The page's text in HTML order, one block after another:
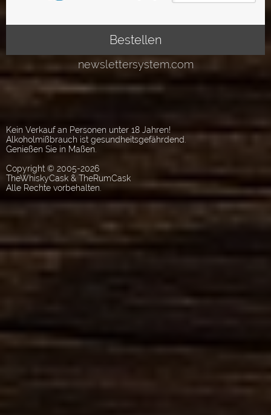
Kein Verkauf an Personen unter 18 Jahren!
Alkoholmißbrauch ist gesundheitsgefährdend.
Genießen Sie in Maßen.
Copyright © 2005-2026
TheWhiskyCask & TheRumCask
Alle Rechte vorbehalten.